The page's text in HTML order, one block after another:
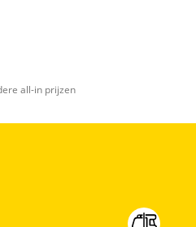
all-in prijzen